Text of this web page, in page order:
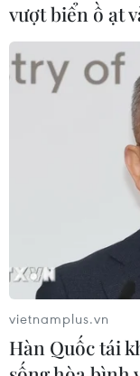
vượt biển ồ ạt
vietnamplus.vn
Hàn Quốc tái